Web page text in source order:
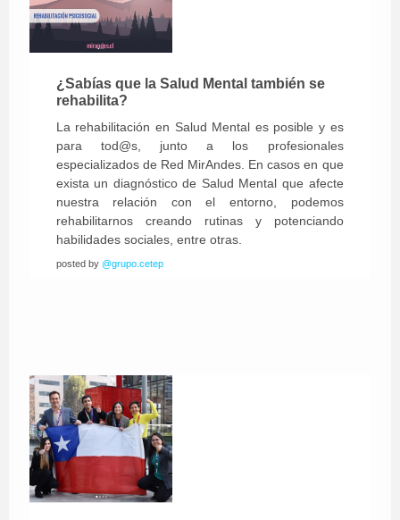
¿Sabías que la Salud Mental también se
rehabilita?
La rehabilitación en Salud Mental es posible y es
para tod@s, junto a los profesionales
especializados de Red MirAndes. En casos en que
exista un diagnóstico de Salud Mental que afecte
nuestra relación con el entorno, podemos
rehabilitarnos creando rutinas y potenciando
habilidades sociales, entre otras.
posted by @grupo.cetep